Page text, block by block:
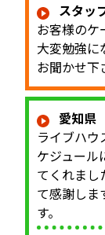
スタッ
お客様のケ
大変勉強に
お聞かせ下
愛知
ライブハウ
ケジュール
てくれまし
て感謝しま
す。